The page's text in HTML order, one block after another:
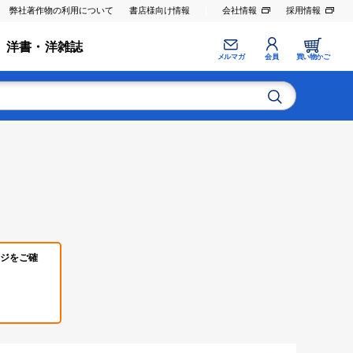
弊社著作物の利用について 書店様向け情報 会社情報 採用情報
洋書・洋雑誌
メルマガ 会員 買い物かご
をご確